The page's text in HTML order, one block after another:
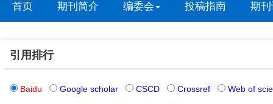
首页 期刊简介 编委会 投稿指南 期
引用排行
Baidu Google scholar CSCD Crossref Web of